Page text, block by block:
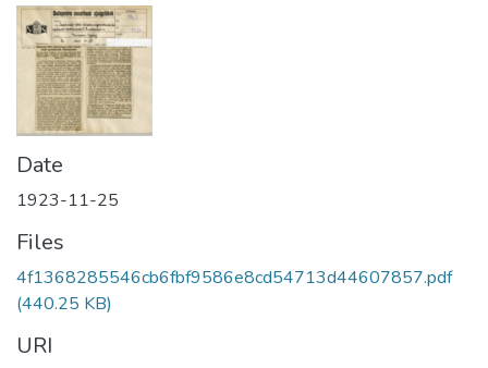
Date
1923-11-25
Files
4f1368285546cb6fbf9586e8cd54713d44607857.pdf
(440.25 KB)
URI